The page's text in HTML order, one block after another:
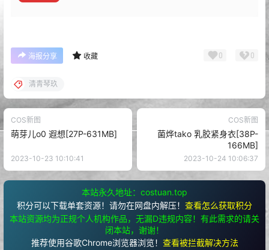
海报分享 收藏 0 0
清青琴玖
COS新图
萌芽儿o0 遐想[27P-631MB]
2023-10-23 10:10:41
COS新图
菌烨tako 乳胶紧身衣[38P-
166MB]
2023-10-24 10:06:37
本站永久地址：costuan.top
积分可以下载单套资源！请勿在网盘内解压！ 查看怎么获取积分
本站资源均为正规个人机构作品，无漏D违规内容！有此需求的请关
闭本站，谢谢！
推荐使用谷歌Chrome浏览器浏览！ 查看被拦截解决方法